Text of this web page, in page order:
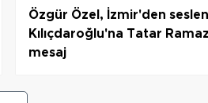
Özgür Özel, İzmir'den
Kılıçdaroğlu'na Tatar
mesaj